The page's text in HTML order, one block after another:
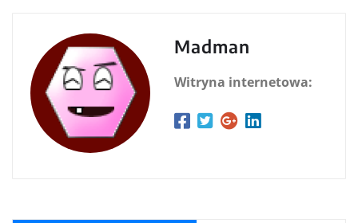
Madman
Witryna internetowa: